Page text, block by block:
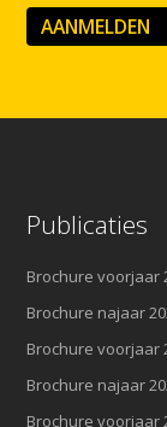
AANMELDEN
Publicaties
Brochure voorjaar
Brochure najaar
Brochure voorjaar
Brochure najaar
Brochure voorjaar